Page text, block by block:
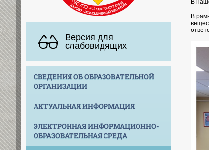
Версия для
слабовидящих
СВЕДЕНИЯ ОБ ОБРАЗОВАТЕЛЬНОЙ
ОРГАНИЗАЦИИ
АКТУАЛЬНАЯ ИНФОРМАЦИЯ
ЭЛЕКТРОННАЯ ИНФОРМАЦИОННО-
ОБРАЗОВАТЕЛЬНАЯ СРЕДА
В
В